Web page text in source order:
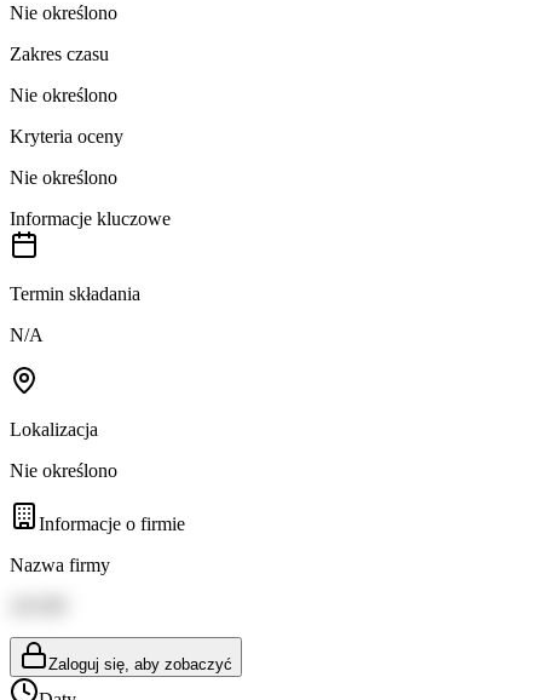
Nie określono
Zakres czasu
Nie określono
Kryteria oceny
Nie określono
Informacje kluczowe
Termin składania
N/A
Lokalizacja
Nie określono
Informacje o firmie
Nazwa firmy
Zaloguj się, aby zobaczyć